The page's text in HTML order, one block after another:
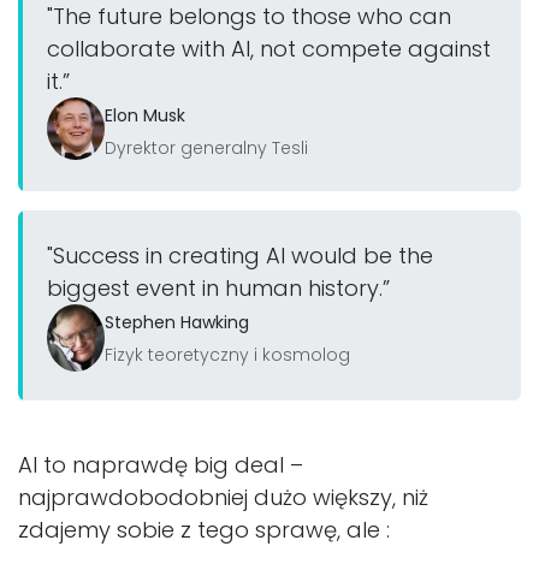
"The future belongs to those who can
collaborate with AI, not compete against
it.”
Elon Musk​
Dyrektor generalny Tesli
"Success in creating AI would be the
biggest event in human history.”
Stephen Hawking
Fizyk teoretyczny i kosmolog
AI to naprawdę big deal –
najprawdobodobniej dużo większy, niż
zdajemy sobie z tego sprawę, ale :